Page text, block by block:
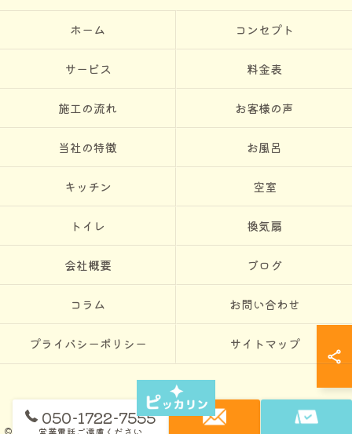
050-1722-7555
ホーム コンセプト
サービス 料金表
施工の流れ お客様の声
当社の特徴 お風呂
キッチン 空室
トイレ 換気扇
会社概要 ブログ
コラム お問い合わせ
プライバシーポリシー サイトマップ
© 2026 東京のハウスクリーニングならピッカリン ALL RIGHTS RESERVED.